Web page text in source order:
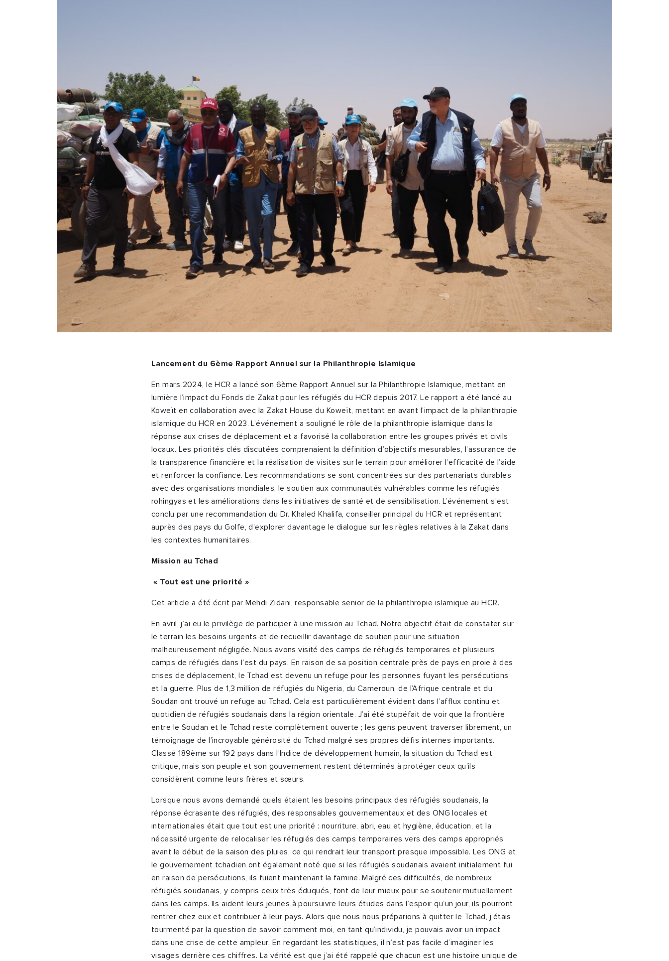
Lancement du 6ème Rapport Annuel sur la Philanthropie Islamique
En mars 2024, le HCR a lancé son 6ème Rapport Annuel sur la Philanthropie Islamique, mettant en
lumière l’impact du Fonds de Zakat pour les réfugiés du HCR depuis 2017. Le rapport a été lancé au
Koweït en collaboration avec la Zakat House du Koweït, mettant en avant l’impact de la philanthropie
islamique du HCR en 2023. L’événement a souligné le rôle de la philanthropie islamique dans la
réponse aux crises de déplacement et a favorisé la collaboration entre les groupes privés et civils
locaux. Les priorités clés discutées comprenaient la définition d’objectifs mesurables, l’assurance de
la transparence financière et la réalisation de visites sur le terrain pour améliorer l’efficacité de l’aide
et renforcer la confiance. Les recommandations se sont concentrées sur des partenariats durables
avec des organisations mondiales, le soutien aux communautés vulnérables comme les réfugiés
rohingyas et les améliorations dans les initiatives de santé et de sensibilisation. L’événement s’est
conclu par une recommandation du Dr. Khaled Khalifa, conseiller principal du HCR et représentant
auprès des pays du Golfe, d’explorer davantage le dialogue sur les règles relatives à la Zakat dans
les contextes humanitaires.
Mission au Tchad
« Tout est une priorité »
Cet article a été écrit par Mehdi Zidani, responsable senior de la philanthropie islamique au HCR.
En avril, j’ai eu le privilège de participer à une mission au Tchad. Notre objectif était de constater sur
le terrain les besoins urgents et de recueillir davantage de soutien pour une situation
malheureusement négligée. Nous avons visité des camps de réfugiés temporaires et plusieurs
camps de réfugiés dans l’est du pays. En raison de sa position centrale près de pays en proie à des
crises de déplacement, le Tchad est devenu un refuge pour les personnes fuyant les persécutions
et la guerre. Plus de 1,3 million de réfugiés du Nigeria, du Cameroun, de l’Afrique centrale et du
Soudan ont trouvé un refuge au Tchad. Cela est particulièrement évident dans l’afflux continu et
quotidien de réfugiés soudanais dans la région orientale. J’ai été stupéfait de voir que la frontière
entre le Soudan et le Tchad reste complètement ouverte ; les gens peuvent traverser librement, un
témoignage de l’incroyable générosité du Tchad malgré ses propres défis internes importants.
Classé 189ème sur 192 pays dans l’Indice de développement humain, la situation du Tchad est
critique, mais son peuple et son gouvernement restent déterminés à protéger ceux qu’ils
considèrent comme leurs frères et sœurs.
Lorsque nous avons demandé quels étaient les besoins principaux des réfugiés soudanais, la
réponse écrasante des réfugiés, des responsables gouvernementaux et des ONG locales et
internationales était que tout est une priorité : nourriture, abri, eau et hygiène, éducation, et la
nécessité urgente de relocaliser les réfugiés des camps temporaires vers des camps appropriés
avant le début de la saison des pluies, ce qui rendrait leur transport presque impossible. Les ONG et
le gouvernement tchadien ont également noté que si les réfugiés soudanais avaient initialement fui
en raison de persécutions, ils fuient maintenant la famine. Malgré ces difficultés, de nombreux
réfugiés soudanais, y compris ceux très éduqués, font de leur mieux pour se soutenir mutuellement
dans les camps. Ils aident leurs jeunes à poursuivre leurs études dans l’espoir qu’un jour, ils pourront
rentrer chez eux et contribuer à leur pays. Alors que nous nous préparions à quitter le Tchad, j’étais
tourmenté par la question de savoir comment moi, en tant qu’individu, je pouvais avoir un impact
dans une crise de cette ampleur. En regardant les statistiques, il n’est pas facile d’imaginer les
visages derrière ces chiffres. La vérité est que j’ai été rappelé que chacun est une histoire unique de